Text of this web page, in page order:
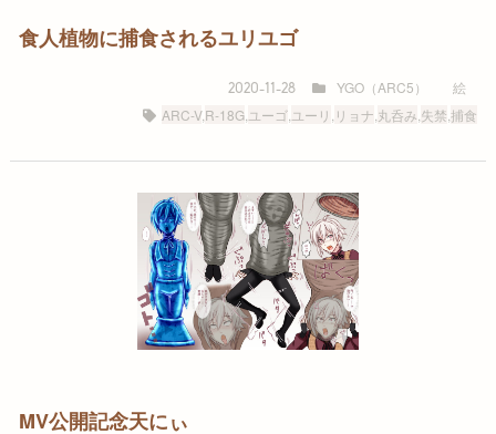
食人植物に捕食されるユリユゴ
2020-11-28 YGO（ARC5）
絵
ARC-V,R-18G ユーゴ ユーリ リョナ 丸呑み 失禁 ,捕食
MV公開記念天にぃ